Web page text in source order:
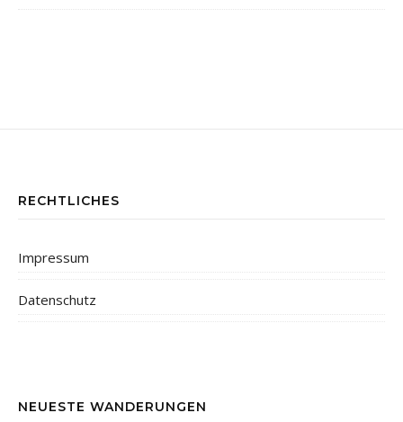
RECHTLICHES
Impressum
Datenschutz
NEUESTE WANDERUNGEN